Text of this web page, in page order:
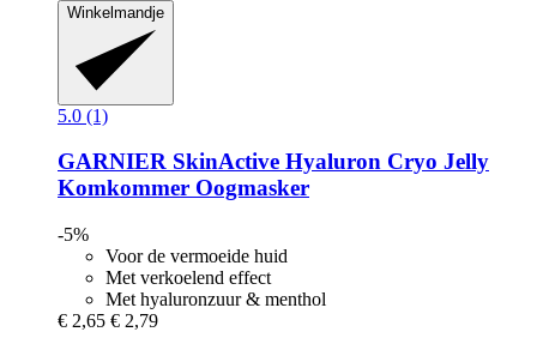
Winkelmandje
5.0 (1)
GARNIER SkinActive Hyaluron Cryo Jelly
Komkommer Oogmasker
-5%
Voor de vermoeide huid
Met verkoelend effect
Met hyaluronzuur & menthol
€ 2,65 € 2,79